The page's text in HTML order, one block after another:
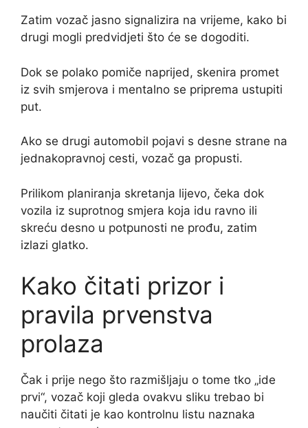
Zatim vozač jasno signalizira na vrijeme, kako bi
drugi mogli predvidjeti što će se dogoditi.
Dok se polako pomiče naprijed, skenira promet
iz svih smjerova i mentalno se priprema ustupiti
put.
Ako se drugi automobil pojavi s desne strane na
jednakopravnoj cesti, vozač ga propusti.
Prilikom planiranja skretanja lijevo, čeka dok
vozila iz suprotnog smjera koja idu ravno ili
skreću desno u potpunosti ne prođu, zatim
izlazi glatko.
Kako čitati prizor i
pravila prvenstva
prolaza
Čak i prije nego što razmišljaju o tome tko „ide
prvi“, vozač koji gleda ovakvu sliku trebao bi
naučiti čitati je kao kontrolnu listu naznaka